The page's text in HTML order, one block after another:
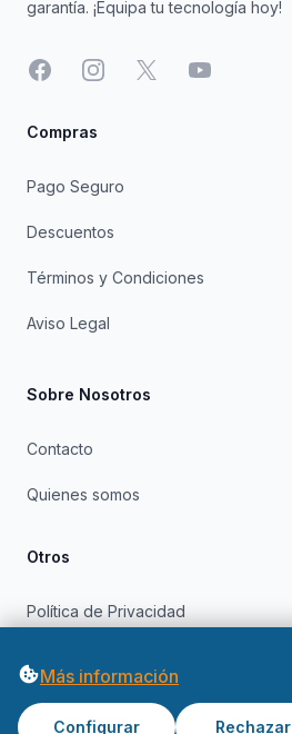
garantía. ¡Equipa tu tecnología hoy!
FacebookInstagram
X YouTube
Compras
Pago Seguro
Descuentos
Términos y Condiciones
Aviso Legal
Sobre Nosotros
Contacto
Quienes somos
Otros
Política de Privacidad
Más información
Configurar Rechazar